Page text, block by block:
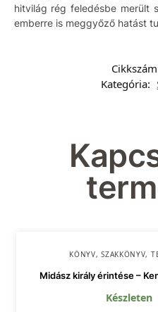
hitvilág rég feledésbe merült
emberre is meggyőző hatást
Kategória:
KÖNYV,SZAKKÖNYV,
Midász király érintése –
Készleten